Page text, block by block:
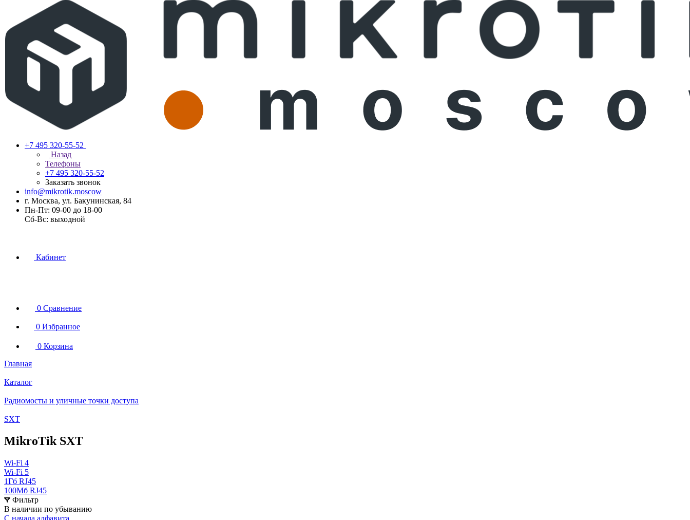
+7 495 320-55-52
Назад
Телефоны
+7 495 320-55-52
Заказать звонок
info@mikrotik.moscow
г. Москва, ул. Бакунинская, 84
Пн-Пт: 09-00 до 18-00
Сб-Вс: выходной
Кабинет
0 Сравнение
0 Избранное
0 Корзина
Главная
Каталог
Радиомосты и уличные точки доступа
SXT
MikroTik SXT
Wi-Fi 4
Wi-Fi 5
1Гб RJ45
100Мб RJ45
Фильтр
В наличии по убыванию
С начала алфавита